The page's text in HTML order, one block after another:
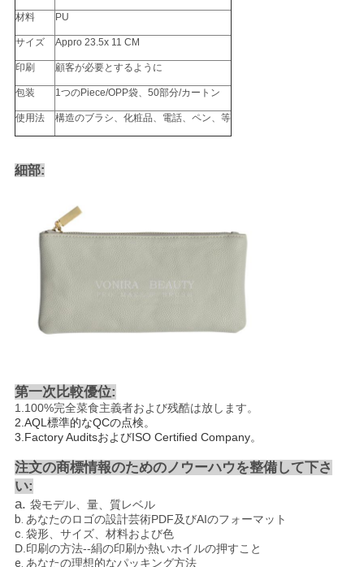
材料 PU
サイズ Appro 23.5x 11 CM
印刷 顧客が必要とするように
包装 1つのPiece/OPP袋、50部分/カートン
使用法 構造のブラシ、化粧品、電話、ペン、等
細部:
第一次比較優位:
1.100%完全菜食主義者および残酷は放します。
2.AQL 標準的なQCの点検。
3.Factory AuditsおよびISO Certified Company。
注文の商標情報のためのノウーハウを整備して下さ
い:
a. 袋モデル、量、質レベル
b. あなたのロゴの設計芸術PDF及びAIのフォーマット
c. 袋形、サイズ、材料および色
D. 印刷の方法--絹の印刷か熱いホイルの押すこと
e. あなたの理想的なパッキング方法